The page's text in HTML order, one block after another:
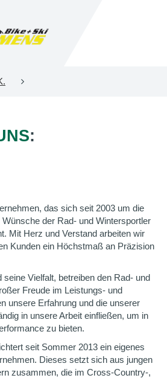
:
das sich seit 2003 um die
der Rad- und Wintersportler
Mit Herz und Verstand arbeiten wir
Kunden ein Höchstmaß an Präzision
seine Vielfalt, betreiben den Rad- und
Freude im Leistungs- und
unsere Erfahrung und die unserer
in unsere Arbeit einfließen, um in
zu bieten.
seit Sommer 2013 ein eigenes
Dieses setzt sich aus jungen
zusammen, die im Cross-Country-,